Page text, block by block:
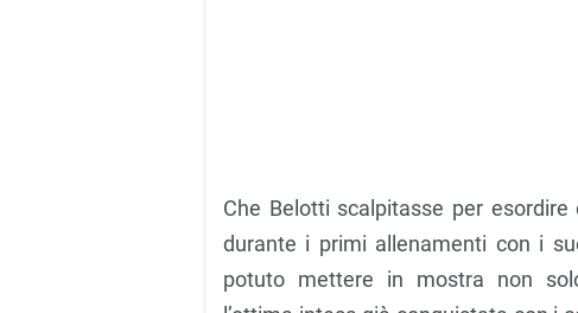
Che Belotti scalpitasse per
durante i primi allenamenti con i
potuto mettere in mostra non